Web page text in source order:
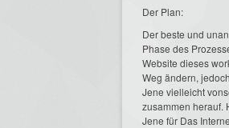
Der Plan:
Der beste und
Phase des
Website dieses
Weg ändern,
Jene vielleicht
zusammen herauf.
Jene für Das